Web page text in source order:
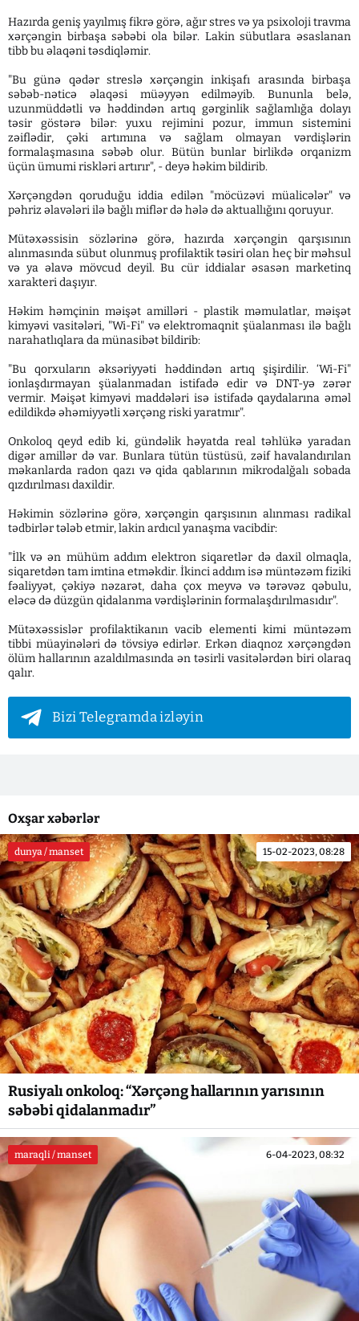
Hazırda geniş yayılmış fikrə görə, ağır stres və ya psixoloji travma
xərçəngin birbaşa səbəbi ola bilər. Lakin sübutlara əsaslanan
tibb bu əlaqəni təsdiqləmir.
"Bu günə qədər streslə xərçəngin inkişafı arasında birbaşa
səbəb-nəticə əlaqəsi müəyyən edilməyib. Bununla belə,
uzunmüddətli və həddindən artıq gərginlik sağlamlığa dolayı
təsir göstərə bilər: yuxu rejimini pozur, immun sistemini
zəiflədir, çəki artımına və sağlam olmayan vərdişlərin
formalaşmasına səbəb olur. Bütün bunlar birlikdə orqanizm
üçün ümumi riskləri artırır", - deyə həkim bildirib.
Xərçəngdən qoruduğu iddia edilən "möcüzəvi müalicələr" və
pəhriz əlavələri ilə bağlı miflər də hələ də aktuallığını qoruyur.
Mütəxəssisin sözlərinə görə, hazırda xərçəngin qarşısının
alınmasında sübut olunmuş profilaktik təsiri olan heç bir məhsul
və ya əlavə mövcud deyil. Bu cür iddialar əsasən marketinq
xarakteri daşıyır.
Həkim həmçinin məişət amilləri - plastik məmulatlar, məişət
kimyəvi vasitələri, "Wi-Fi" və elektromaqnit şüalanması ilə bağlı
narahatlıqlara da münasibət bildirib:
"Bu qorxuların əksəriyyəti həddindən artıq şişirdilir. ‘Wi-Fi"
ionlaşdırmayan şüalanmadan istifadə edir və DNT-yə zərər
vermir. Məişət kimyəvi maddələri isə istifadə qaydalarına əməl
edildikdə əhəmiyyətli xərçəng riski yaratmır".
Onkoloq qeyd edib ki, gündəlik həyatda real təhlükə yaradan
digər amillər də var. Bunlara tütün tüstüsü, zəif havalandırılan
məkanlarda radon qazı və qida qablarının mikrodalğalı sobada
qızdırılması daxildir.
Həkimin sözlərinə görə, xərçəngin qarşısının alınması radikal
tədbirlər tələb etmir, lakin ardıcıl yanaşma vacibdir:
"İlk və ən mühüm addım elektron siqaretlər də daxil olmaqla,
siqaretdən tam imtina etməkdir. İkinci addım isə müntəzəm fiziki
fəaliyyət, çəkiyə nəzarət, daha çox meyvə və tərəvəz qəbulu,
eləcə də düzgün qidalanma vərdişlərinin formalaşdırılmasıdır".
Mütəxəssislər profilaktikanın vacib elementi kimi müntəzəm
tibbi müayinələri də tövsiyə edirlər. Erkən diaqnoz xərçəngdən
ölüm hallarının azaldılmasında ən təsirli vasitələrdən biri olaraq
qalır.
Bizi Telegramda izləyin
Oxşar xəbərlər
dunya / manset 15-02-2023, 08:28
Rusiyalı onkoloq: “Xərçəng hallarının yarısının
səbəbi qidalanmadır”
maraqli / manset 6-04-2023, 08:32